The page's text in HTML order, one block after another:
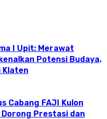
I Upit: Merawat
Potensi Budaya,
Klaten
Cabang FAJI Kulon
Prestasi dan